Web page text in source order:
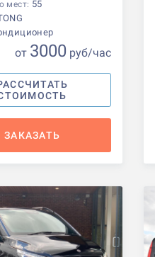
мест: 55
от 3000 руб/час
ЗАКАЗАТЬ